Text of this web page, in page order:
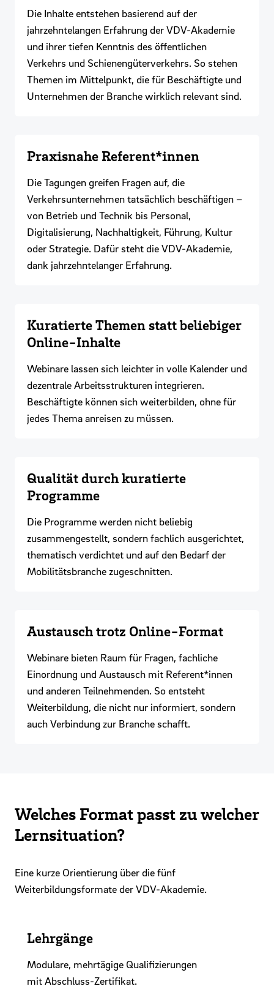
Die Inhalte entstehen basierend auf der
jahrzehntelangen Erfahrung der VDV-Akademie
und ihrer tiefen Kenntnis des öffentlichen
Verkehrs und Schienengüterverkehrs. So stehen
Themen im Mittelpunkt, die für Beschäftigte und
Unternehmen der Branche wirklich relevant sind.
Praxisnahe Referent*innen
Die Tagungen greifen Fragen auf, die
Verkehrsunternehmen tatsächlich beschäftigen –
von Betrieb und Technik bis Personal,
Digitalisierung, Nachhaltigkeit, Führung, Kultur
oder Strategie. Dafür steht die VDV-Akademie,
dank jahrzehntelanger Erfahrung.
Kuratierte Themen statt beliebiger
Online-Inhalte
Webinare lassen sich leichter in volle Kalender und
dezentrale Arbeitsstrukturen integrieren.
Beschäftigte können sich weiterbilden, ohne für
jedes Thema anreisen zu müssen.
Qualität durch kuratierte
Programme
Die Programme werden nicht beliebig
zusammengestellt, sondern fachlich ausgerichtet,
thematisch verdichtet und auf den Bedarf der
Mobilitätsbranche zugeschnitten.
Austausch trotz Online-Format
Webinare bieten Raum für Fragen, fachliche
Einordnung und Austausch mit Referent*innen
und anderen Teilnehmenden. So entsteht
Weiterbildung, die nicht nur informiert, sondern
auch Verbindung zur Branche schafft.
Welches Format passt zu welcher
Lernsituation?
Eine kurze Orientierung über die fünf
Weiterbildungsformate der VDV-Akademie.
Lehrgänge
Modulare, mehrtägige Qualifizierungen
mit Abschluss-Zertifikat.